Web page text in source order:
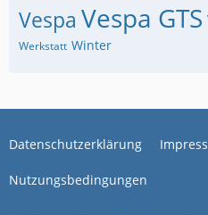
Vespa Vespa GTS
Werkstatt Winter
Datenschutzerklärung
Nutzungsbedingungen